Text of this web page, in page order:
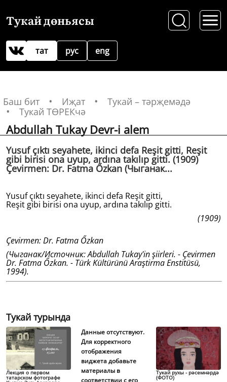
Тукай дөньясы
рус
тат eng
Баш бит Иҗат
Тукай – тәрҗемәдә
Тукай ТӨРЕКчә
Abdullah Tukay Devr-i alem
Yusuf çıktı seyahete, ikinci defa Reşit gitti, Reşit
gibi birisi ona uyup, ardına takılıp gitti. (1909)
Çevirmen: Dr. Fatma Őzkan (Чыганак...
Yusuf çıktı seyahete, ikinci defa Reşit gitti,
Reşit gibi birisi ona uyup, ardına takılıp gitti.
(1909)
Çevirmen: Dr. Fatma Őzkan
(Чыганак/Источник: Abdullah Tukay'in şiirleri. - Çevirmen
Dr. Fatma Őzkan. - Türk Kültürünü Araştirma Enstitüsü,
1994).
Тукай турында
Лекция о первом
татарском фотографе
Данные отсутствуют.
Для корректного
отображения
виджета добавьте
материалы в
соответствии с его
Тукай рухы - рәсемнәрдә
(ФОТО)